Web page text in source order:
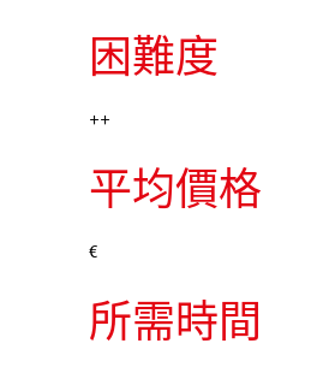
困難度
++
平均價格
€
所需時間